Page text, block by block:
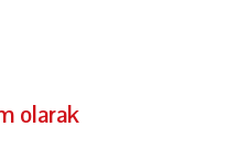
olarak